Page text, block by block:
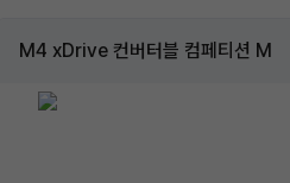
M4 xDrive 컨버터블 컴페티션 M